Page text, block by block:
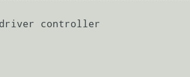
driver controller